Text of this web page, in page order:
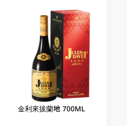
金利來拔蘭地 700ML